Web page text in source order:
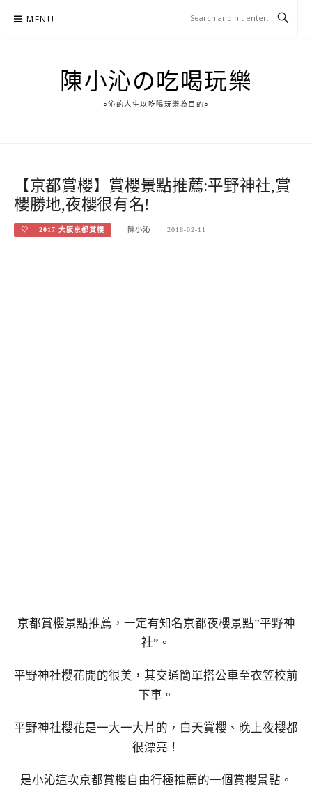
MENU
陳小沁の吃喝玩樂
○沁的人生以吃喝玩樂為目的○
【京都賞櫻】賞櫻景點推薦:平野神社,賞
櫻勝地,夜櫻很有名!
♡ 2017 大阪京都賞櫻 陳小沁 2018-02-11
京都賞櫻景點推薦，一定有知名京都夜櫻景點”平野神
社”。
平野神社櫻花開的很美，其交通簡單搭公車至衣笠校前
下車。
平野神社櫻花是一大一大片的，白天賞櫻、晚上夜櫻都
很漂亮！
是小沁這次京都賞櫻自由行極推薦的一個賞櫻景點。